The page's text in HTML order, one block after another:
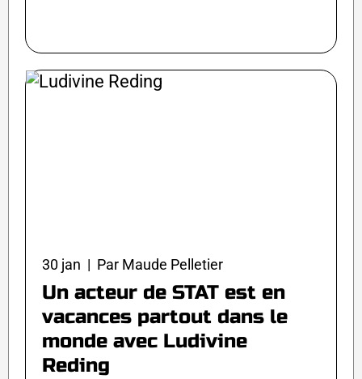
30 jan | Par Maude Pelletier
Un acteur de STAT est en
vacances partout dans le
monde avec Ludivine
Reding